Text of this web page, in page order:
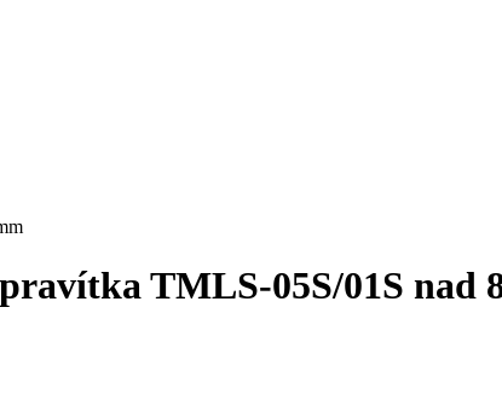
TMLS-05S/01S nad